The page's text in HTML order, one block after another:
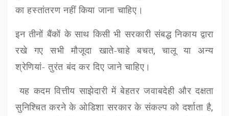
का हस्तांतरण नहीं किया जाना चाहिए।
इन तीनों बैंकों के साथ किसी भी सरकारी संबद्ध निकाय द्वारा
रखे गए सभी मौजूदा खाते-चाहे बचत,चालू या अन्य
श्रेणियां- तुरंत बंद कर दिए जाने चाहिए।
यह कदम वित्तीय साझेदारी में बेहतर जवाबदेही और दक्षता
सुनिश्चित करने के ओडिशा सरकार के संकल्प को दर्शाता है,